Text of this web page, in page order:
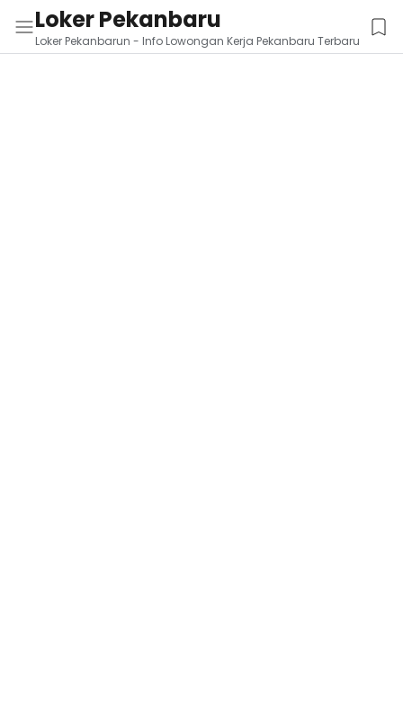
Loker Pekanbaru
Loker Pekanbarun - Info Lowongan Kerja Pekanbaru Terbaru